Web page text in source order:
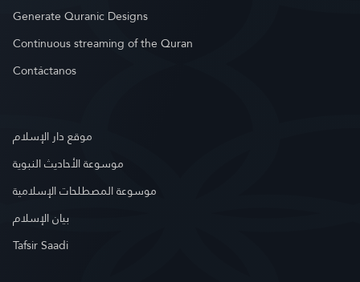
Generate Quranic Designs
Continuous streaming of the Quran
Contáctanos
موقع دار الإسلام
موسوعة الأحاديث النبوية
موسوعة المصطلحات الإسلامية
بيان الإسلام
Tafsir Saadi